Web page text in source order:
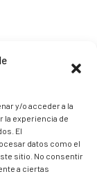
y/o acceder a la
la experiencia de
El
datos como el
sitio. No consentir
a ciertas
productos ECO
en